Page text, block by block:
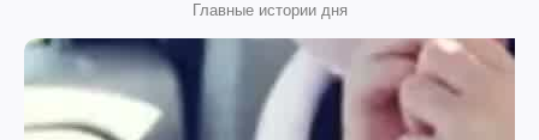
Главные истории дня